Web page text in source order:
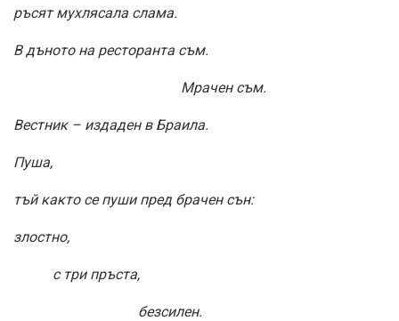
ръсят мухлясала слама.
В дъното на ресторанта съм.
Мрачен съм.
Вестник – издаден в Браила.
Пуша,
тъй както се пуши пред брачен сън:
злостно,
с три пръста,
безсилен.